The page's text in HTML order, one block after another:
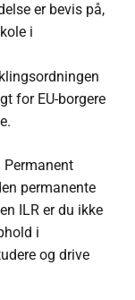
er bevis på,
i
for EU-borgere
Permanent
permanente
ILR er du ikke
i
og drive